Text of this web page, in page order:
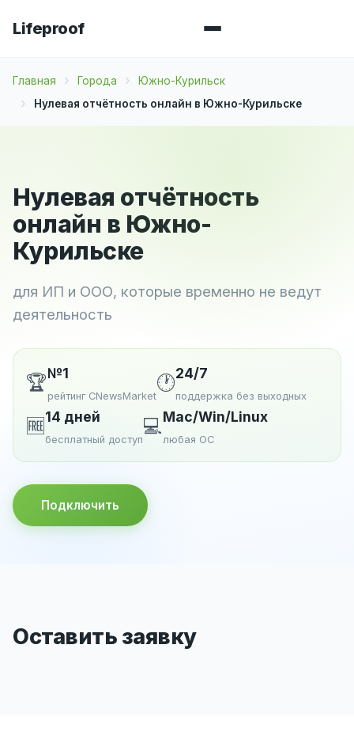
Lifeproof
Главная Города
Южно-Курильск
Нулевая отчётность онлайн в Южно-Курильске
Нулевая отчётность
онлайн в Южно-
Курильске
для ИП и ООО, которые временно не ведут
деятельность
🏆№1
рейтинг CNewsMarket
🕐24/7
поддержка без выходных
🆓14 дней
бесплатный доступ
💻Mac/Win/Linux
любая ОС
Подключить
Оставить заявку